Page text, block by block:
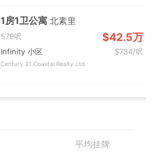
1房1卫公寓北素里
579呎 $42.5万
Infinity 小区 $734/呎
Century 21 Coastal Realty Ltd.
平均挂牌